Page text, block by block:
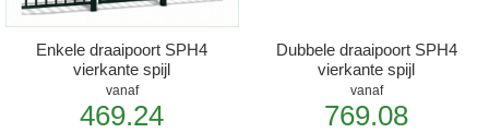
Enkele draaipoort SPH4
vierkante spijl
vanaf
469.24
Dubbele draaipoort SPH4
vierkante spijl
vanaf
769.08